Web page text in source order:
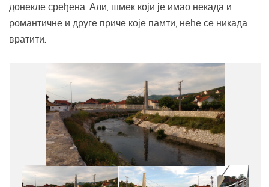
донекле сређена. Али, шмек који је имао некада и
романтичне и друге приче које памти, неће се никада
вратити.